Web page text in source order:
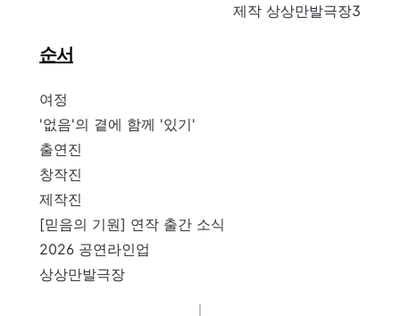
제작 상상만발극장3
순서
여정
'없음'의 곁에 함께 '있기'
출연진
창작진
제작진
[믿음의 기원] 연작 출간 소식
2026 공연라인업
상상만발극장